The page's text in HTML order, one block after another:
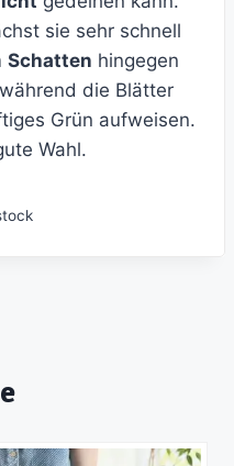
sie sehr schnell
Schatten hingegen
die Blätter
Grün aufweisen.
Wahl.